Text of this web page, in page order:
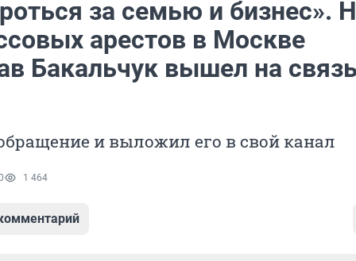
за семью и бизнес».
арестов в Москве
Бакальчук вышел на
и выложил его в свой канал
1 464